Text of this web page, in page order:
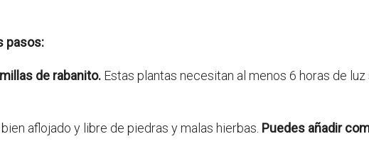
pasos:
de rabanito. Estas plantas necesitan al menos 6 horas de
aflojado y libre de piedras y malas hierbas. Puedes añadir